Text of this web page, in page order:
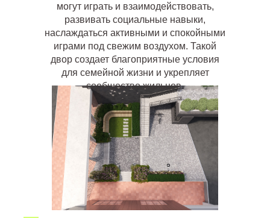
могут играть и взаимодействовать,
развивать социальные навыки,
наслаждаться активными и спокойными
играми под свежим воздухом. Такой
двор создает благоприятные условия
для семейной жизни и укрепляет
сообщество жильцов.